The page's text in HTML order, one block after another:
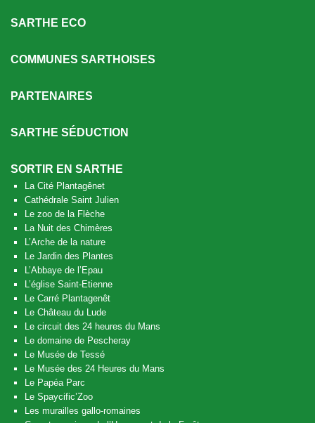
SARTHE ECO
COMMUNES SARTHOISES
PARTENAIRES
SARTHE SÉDUCTION
SORTIR EN SARTHE
La Cité Plantagênet
Cathédrale Saint Julien
Le zoo de la Flèche
La Nuit des Chimères
L’Arche de la nature
Le Jardin des Plantes
L’Abbaye de l’Epau
L’église Saint-Etienne
Le Carré Plantagenêt
Le Château du Lude
Le circuit des 24 heures du Mans
Le domaine de Pescheray
Le Musée de Tessé
Le Musée des 24 Heures du Mans
Le Papéa Parc
Le Spaycific’Zoo
Les murailles gallo-romaines